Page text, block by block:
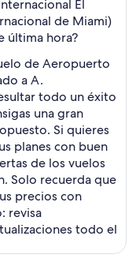
El
de Miami)
última hora?
de Aeropuerto
a A.
todo un éxito
una gran
Si quieres
planes con buen
de los vuelos
Solo recuerda que
precios con
revisa
todo el